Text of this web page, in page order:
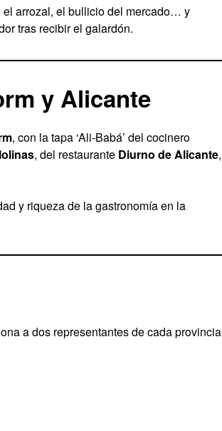
el arrozal, el bullicio del mercado… y
tras recibir el galardón.
y Alicante
, con la tapa ‘Ali-Babá’ del cocinero
, del restaurante Diurno de Alicante,
y riqueza de la gastronomía en la
a dos representantes de cada provincia